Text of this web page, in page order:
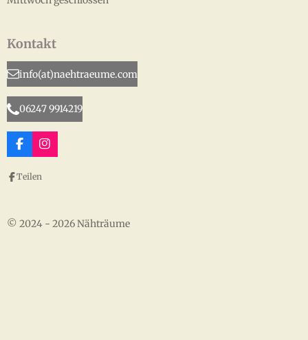
Kontakt
info(at)naehtraeume.com
06247 9914219
F
a
c
e
k
I
n
a
Teilen
© 2024 - 2026 Nähträume